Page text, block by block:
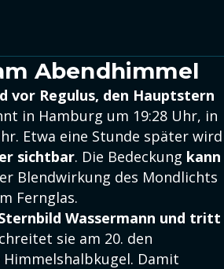
Abendhimmel
vor Regulus, den Hauptstern
in Hamburg um 19:28 Uhr, in
Etwa eine Stunde später wird
sichtbar. Die Bedeckung kann
Blendwirkung des Mondlichts
Fernglas.
Wassermann und tritt
sie am 20. den
Damit